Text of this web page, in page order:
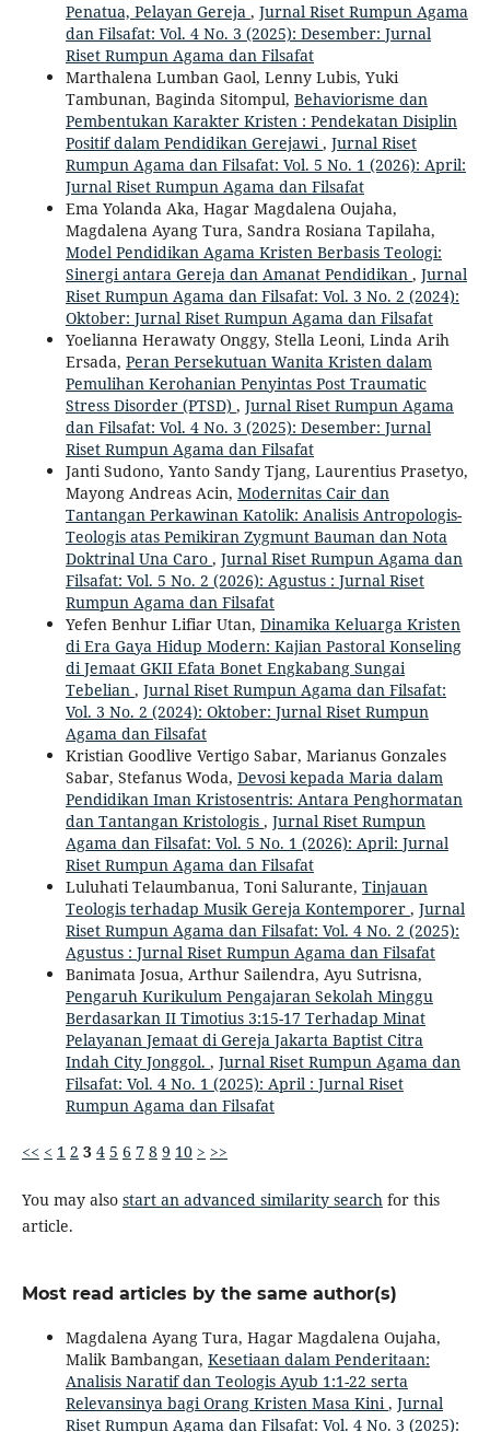
Penatua, Pelayan Gereja , Jurnal Riset Rumpun Agama
dan Filsafat: Vol. 4 No. 3 (2025): Desember: Jurnal
Riset Rumpun Agama dan Filsafat
Marthalena Lumban Gaol, Lenny Lubis, Yuki
Tambunan, Baginda Sitompul, Behaviorisme dan
Pembentukan Karakter Kristen : Pendekatan Disiplin
Positif dalam Pendidikan Gerejawi, Jurnal Riset
Rumpun Agama dan Filsafat: Vol. 5 No. 1 (2026): April:
Jurnal Riset Rumpun Agama dan Filsafat
Ema Yolanda Aka, Hagar Magdalena Oujaha,
Magdalena Ayang Tura, Sandra Rosiana Tapilaha,
Model Pendidikan Agama Kristen Berbasis Teologi:
Sinergi antara Gereja dan Amanat Pendidikan , Jurnal
Riset Rumpun Agama dan Filsafat: Vol. 3 No. 2 (2024):
Oktober: Jurnal Riset Rumpun Agama dan Filsafat
Yoelianna Herawaty Onggy, Stella Leoni, Linda Arih
Ersada, Peran Persekutuan Wanita Kristen dalam
Pemulihan Kerohanian Penyintas Post Traumatic
Stress Disorder (PTSD) , Jurnal Riset Rumpun Agama
dan Filsafat: Vol. 4 No. 3 (2025): Desember: Jurnal
Riset Rumpun Agama dan Filsafat
Janti Sudono, Yanto Sandy Tjang, Laurentius Prasetyo,
Mayong Andreas Acin, Modernitas Cair dan
Tantangan Perkawinan Katolik: Analisis Antropologis-
Teologis atas Pemikiran Zygmunt Bauman dan Nota
Doktrinal Una Caro , Jurnal Riset Rumpun Agama dan
Filsafat: Vol. 5 No. 2 (2026): Agustus : Jurnal Riset
Rumpun Agama dan Filsafat
Yefen Benhur Lifiar Utan, Dinamika Keluarga Kristen
di Era Gaya Hidup Modern: Kajian Pastoral Konseling
di Jemaat GKII Efata Bonet Engkabang Sungai
Tebelian , Jurnal Riset Rumpun Agama dan Filsafat:
Vol. 3 No. 2 (2024): Oktober: Jurnal Riset Rumpun
Agama dan Filsafat
Kristian Goodlive Vertigo Sabar, Marianus Gonzales
Sabar, Stefanus Woda, Devosi kepada Maria dalam
Pendidikan Iman Kristosentris: Antara Penghormatan
dan Tantangan Kristologis , Jurnal Riset Rumpun
Agama dan Filsafat: Vol. 5 No. 1 (2026): April: Jurnal
Riset Rumpun Agama dan Filsafat
Luluhati Telaumbanua, Toni Salurante, Tinjauan
Teologis terhadap Musik Gereja Kontemporer , Jurnal
Riset Rumpun Agama dan Filsafat: Vol. 4 No. 2 (2025):
Agustus : Jurnal Riset Rumpun Agama dan Filsafat
Banimata Josua, Arthur Sailendra, Ayu Sutrisna,
Pengaruh Kurikulum Pengajaran Sekolah Minggu
Berdasarkan II Timotius 3:15-17 Terhadap Minat
Pelayanan Jemaat di Gereja Jakarta Baptist Citra
Indah City Jonggol. , Jurnal Riset Rumpun Agama dan
Filsafat: Vol. 4 No. 1 (2025): April : Jurnal Riset
Rumpun Agama dan Filsafat
<< < 1 2 3 4 5 6 7 8 9 10 > >>
You may also start an advanced similarity searchfor this
article.
Most read articles by the same author(s)
Magdalena Ayang Tura, Hagar Magdalena Oujaha,
Malik Bambangan, Kesetiaan dalam Penderitaan:
Analisis Naratif dan Teologis Ayub 1:1-22 serta
Relevansinya bagi Orang Kristen Masa Kini, Jurnal
Riset Rumpun Agama dan Filsafat: Vol. 4 No. 3 (2025):